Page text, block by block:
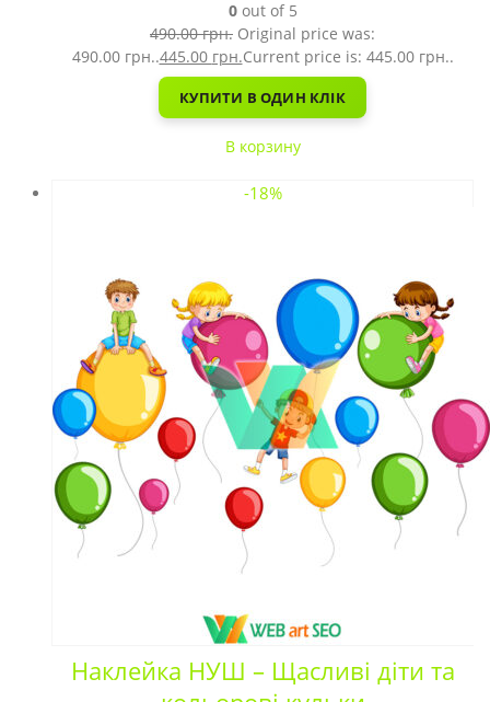
0out of 5
490.00грн. Original price was:
490.00 грн..445.00 грн.Current price is: 445.00 грн..
КУПИТИ В ОДИН КЛІК
В корзину
-18%
Наклейка НУШ – Щасливі діти та